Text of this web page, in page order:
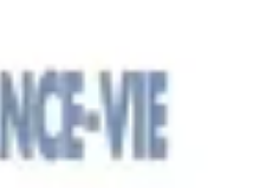
Finances